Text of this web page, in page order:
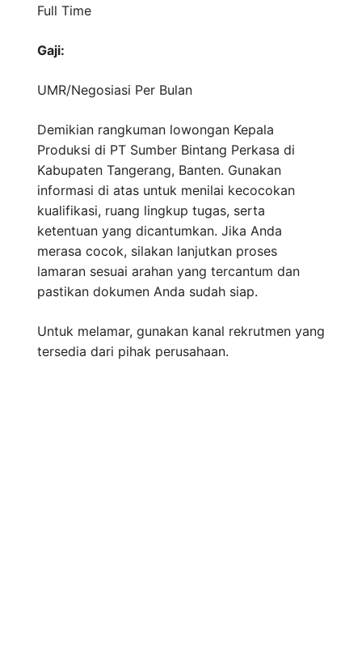
Full Time
Gaji:
UMR/Negosiasi Per Bulan
Demikian rangkuman lowongan Kepala
Produksi di PT Sumber Bintang Perkasa di
Kabupaten Tangerang, Banten. Gunakan
informasi di atas untuk menilai kecocokan
kualifikasi, ruang lingkup tugas, serta
ketentuan yang dicantumkan. Jika Anda
merasa cocok, silakan lanjutkan proses
lamaran sesuai arahan yang tercantum dan
pastikan dokumen Anda sudah siap.
Untuk melamar, gunakan kanal rekrutmen yang
tersedia dari pihak perusahaan.